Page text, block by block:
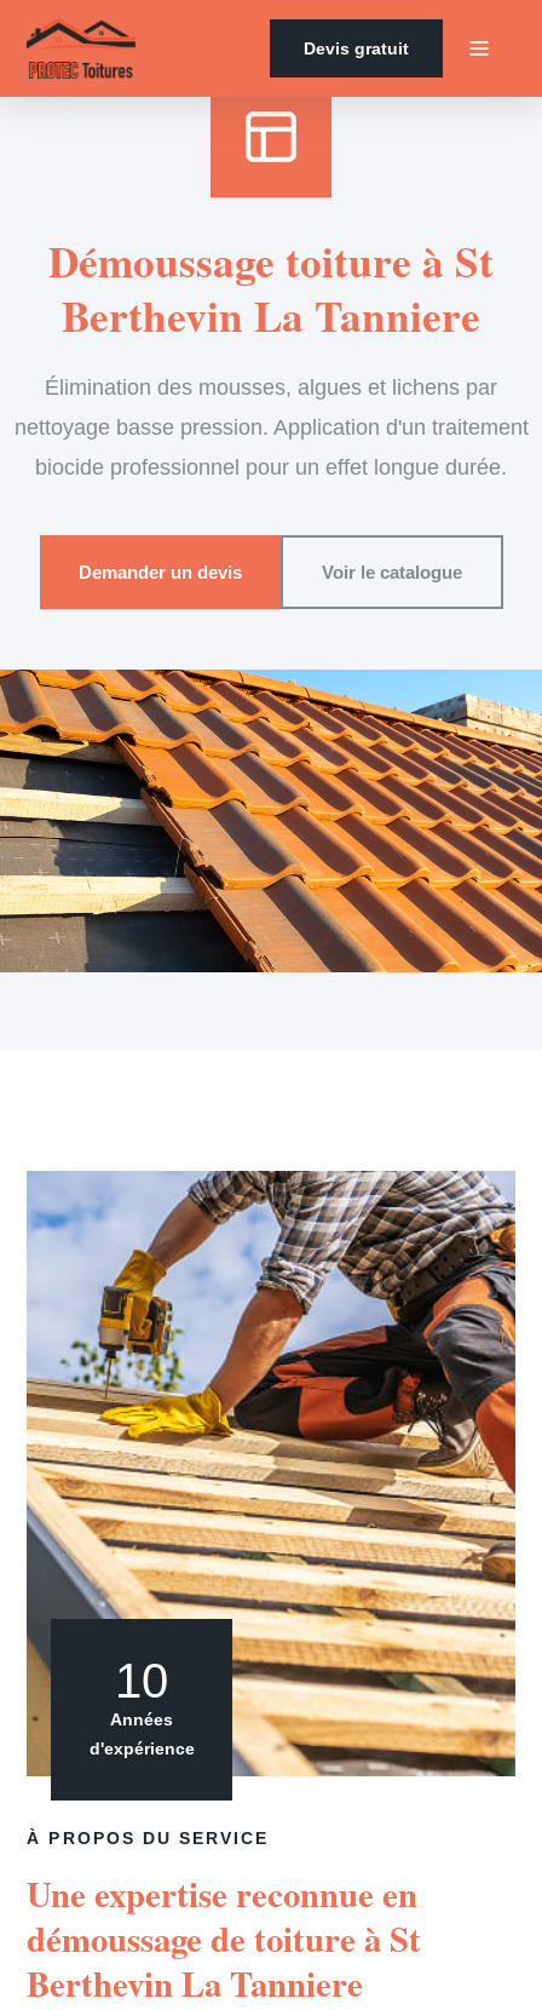
Devis gratuit
Démoussage toiture à St
Berthevin La Tanniere
Élimination des mousses, algues et lichens par
nettoyage basse pression. Application d'un traitement
biocide professionnel pour un effet longue durée.
Demander un devis Voir le catalogue
À PROPOS DU SERVICE
Une expertise reconnue en
démoussage de toiture à St
Berthevin La Tanniere
10
Années
d'expérience